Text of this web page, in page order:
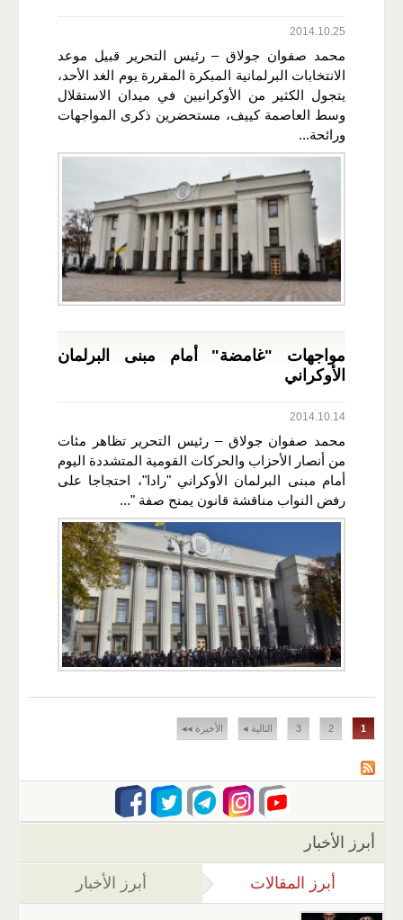
2014.10.25
محمد صفوان جولاق – رئيس التحرير قبيل موعد
الانتخابات البرلمانية المبكرة المقررة يوم الغد الأحد،
يتجول الكثير من الأوكرانيين في ميدان الاستقلال
وسط العاصمة كييف، مستحضرين ذكرى المواجهات
ورائحة...
مواجهات "غامضة" أمام مبنى البرلمان
الأوكراني
2014.10.14
محمد صفوان جولاق – رئيس التحرير تظاهر مئات
من أنصار الأحزاب والحركات القومية المتشددة اليوم
أمام مبنى البرلمان الأوكراني "رادا"، احتجاجا على
رفض النواب مناقشة قانون يمنح صفة "...
الصفحات
1
2
3 التالية ◂ الأخيرة ◂◂
أبرز الأخبار
أبرز المقالات (علامة التبويب النشطة)
أبرز الأخبار